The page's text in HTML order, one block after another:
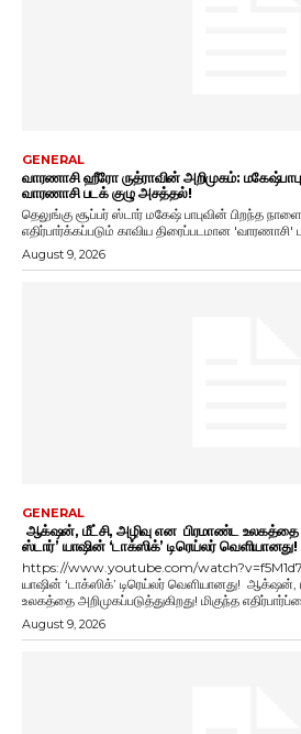
GENERAL
வாரணாசி ஹீரோ ருத்ராவின் அறிமுகம்:
வாரணாசி படக் குழு அசத்தல்!
தெலுங்கு சூப்பர் ஸ்டார் மகேஷ் பாபுவின் பிறந்த நாளை
எதிர்பார்க்கப்படும் காவிய திரைப்படமான 'வாரணாசி'
August 9, 2026
GENERAL
ஆக்‌ஷன், மீட்சி, அழிவு என பிரமாண்ட உலகத்தை
ஸ்டார்’ யாஷின் ‘டாக்ஸிக்’ டிரெய்லர் வெளியானது!
https://www.youtube.com/
யாஷின் ‘டாக்ஸிக்’ டிரெய்லர் வெளியானது! ஆக்‌ஷன்,
உலகத்தை அறிமுகப்படுத்துகிறது! மிகுந்த
August 9, 2026